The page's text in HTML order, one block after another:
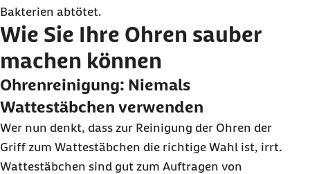
Bakterien abtötet.
Wie Sie Ihre Ohren sauber
machen können
Ohrenreinigung: Niemals
Wattestäbchen verwenden
Wer nun denkt, dass zur Reinigung der Ohren der
Griff zum Wattestäbchen die richtige Wahl ist, irrt.
Wattestäbchen sind gut zum Auftragen von